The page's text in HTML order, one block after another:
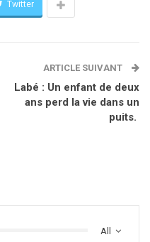
Twitter
ARTICLE SUIVANT
Labé : Un enfant de deux
ans perd la vie dans un
puits.
All